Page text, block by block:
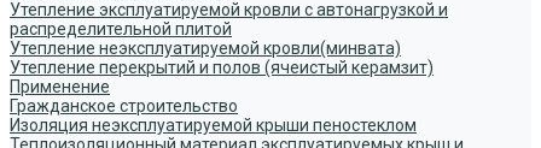
Утепление эксплуатируемой кровли с автонагрузкой и
распределительной плитой
Утепление неэксплуатируемой кровли(минвата)
Утепление перекрытий и полов (ячеистый керамзит)
Применение
Гражданское строительство
Изоляция неэксплуатируемой крыши пеностеклом
Теплоизоляционный материал эксплуатируемых крыш и